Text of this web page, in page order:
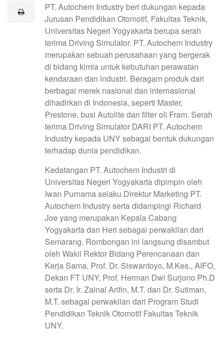
lprint
PT. Autochem Industry beri dukungan kepada
Jurusan Pendidikan Otomotif, Fakultas Teknik,
Universitas Negeri Yogyakarta berupa serah
terima Driving Simulator. PT. Autochem Industry
merupakan sebuah perusahaan yang bergerak
di bidang kimia untuk kebutuhan perawatan
kendaraan dan industri. Beragam produk dari
berbagai merek nasional dan internasional
dihadirkan di Indonesia, seperti Master,
Prestone, busi Autolite dan filter oli Fram. Serah
terima Driving Simulator DARI PT. Autochem
Industry kepada UNY sebagai bentuk dukungan
terhadap dunia pendidikan.
Kedatangan PT. Autochem Industri di
Universitas Negeri Yogyakarta dipimpin oleh
Iwan Purnama selaku Direktur Marketing PT.
Autochem Industry serta didampingi Richard
Joe yang merupakan Kepala Cabang
Yogyakarta dan Heri sebagai perwakilan dari
Semarang. Rombongan ini langsung disambut
oleh Wakil Rektor Bidang Perencanaan dan
Kerja Sama, Prof. Dr. Siswantoyo, M.Kes., AIFO,
Dekan FT UNY, Prof. Herman Dwi Surjono Ph.D
serta Dr. Ir. Zainal Arifin, M.T. dan Dr. Sutiman,
M.T. sebagai perwakilan dari Program Studi
Pendidikan Teknik Otomotif Fakultas Teknik
UNY.